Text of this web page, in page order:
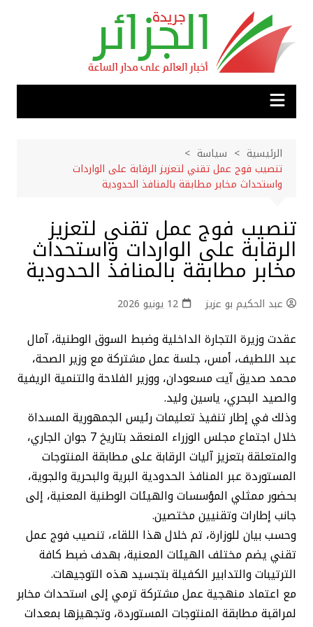
المحتوى
الرئيسية
سياسة
تنصيب فوج عمل تقني لتعزيز الرقابة على الواردات
واستحداث مخابر مطابقة بالمنافذ الحدودية
تنصيب فوج عمل تقني لتعزيز
الرقابة على الواردات واستحداث
مخابر مطابقة بالمنافذ الحدودية
عبد الحكيم بو عزيز 12 يونيو 2026
عقدت وزيرة التجارة الداخلية وضبط السوق الوطنية، آمال
عبد اللطيف، أمس، جلسة عمل مشتركة مع وزير الصحة،
محمد صديق آيت مسعودان، ووزير الفلاحة والتنمية الريفية
والصيد البحري، ياسين وليد.
وذلك في إطار تنفيذ تعليمات رئيس الجمهورية المسداة
خلال اجتماع مجلس الوزراء المنعقد بتاريخ 7 جوان الجاري،
والمتعلقة بتعزيز آليات الرقابة على مطابقة المنتوجات
المستوردة عبر المنافذ الحدودية البرية والبحرية والجوية،
بحضور ممثلي المؤسسات والهيئات الوطنية المعنية، إلى
جانب إطارات وتقنيين مختصين.
وحسب بيان للوزارة، تم خلال هذا اللقاء، تنصيب فوج عمل
تقني يضم مختلف الهيئات المعنية، بهدف ضبط كافة
الترتيبات والتدابير الكفيلة بتجسيد هذه التوجيهات.
مع اعتماد منهجية عمل مشتركة ترمي إلى استحداث مخابر
لمراقبة مطابقة المنتوجات المستوردة، وتجهيزها بمعدات